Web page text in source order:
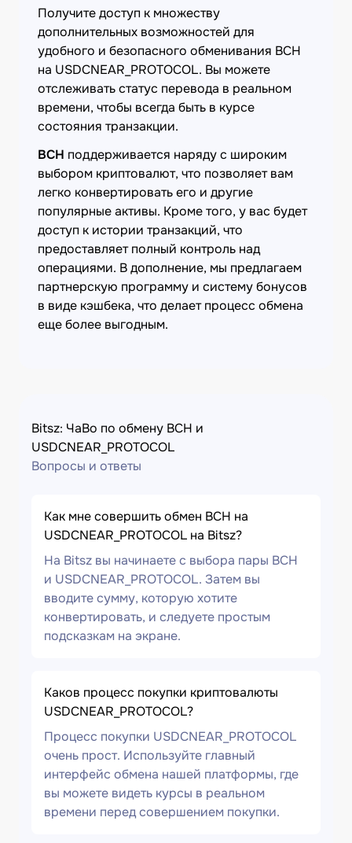
Получите доступ к множеству
дополнительных возможностей для
удобного и безопасного обменивания BCH
на USDCNEAR_PROTOCOL. Вы можете
отслеживать статус перевода в реальном
времени, чтобы всегда быть в курсе
состояния транзакции.
BCH поддерживается наряду с широким
выбором криптовалют, что позволяет вам
легко конвертировать его и другие
популярные активы. Кроме того, у вас будет
доступ к истории транзакций, что
предоставляет полный контроль над
операциями. В дополнение, мы предлагаем
партнерскую программу и систему бонусов
в виде кэшбека, что делает процесс обмена
еще более выгодным.
Bitsz: ЧаВо по обмену BCH и
USDCNEAR_PROTOCOL
Вопросы и ответы
Как мне совершить обмен BCH на
USDCNEAR_PROTOCOL на Bitsz?
На Bitsz вы начинаете с выбора пары BCH
и USDCNEAR_PROTOCOL. Затем вы
вводите сумму, которую хотите
конвертировать, и следуете простым
подсказкам на экране.
Каков процесс покупки криптовалюты
USDCNEAR_PROTOCOL?
Процесс покупки USDCNEAR_PROTOCOL
очень прост. Используйте главный
интерфейс обмена нашей платформы, где
вы можете видеть курсы в реальном
времени перед совершением покупки.